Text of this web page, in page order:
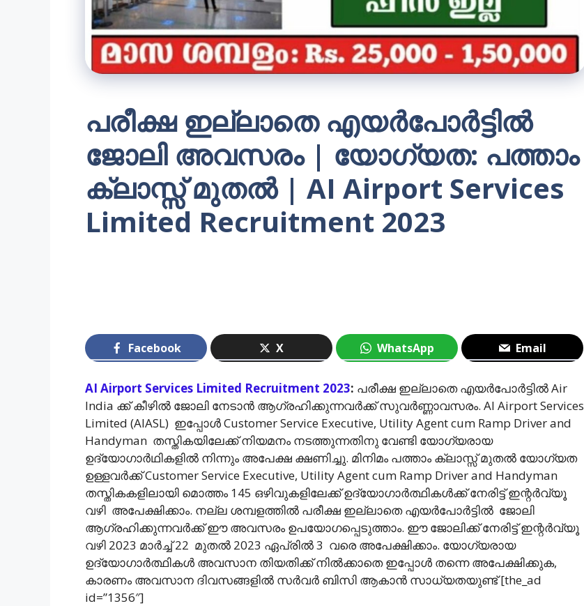
പരീക്ഷ ഇല്ലാതെ എയര്‍പോര്‍ട്ടില്‍
ജോലി അവസരം | യോഗ്യത: പത്താം
ക്ലാസ്സ്‌ മുതല്‍ | AI Airport Services
Limited Recruitment 2023
Facebook X WhatsApp Email
AI Airport Services Limited Recruitment 2023: പരീക്ഷ ഇല്ലാതെ എയര്‍പോര്‍ട്ടില്‍ Air
India ക്ക് കീഴില്‍ ജോലി നേടാന്‍ ആഗ്രഹിക്കുന്നവര്‍ക്ക് സുവര്‍ണ്ണാവസരം. AI Airport Services
Limited (AIASL) ഇപ്പോള്‍ Customer Service Executive, Utility Agent cum Ramp Driver and
Handyman തസ്തികയിലേക്ക് നിയമനം നടത്തുന്നതിനു വേണ്ടി യോഗ്യരായ
ഉദ്യോഗാര്‍ഥികളില്‍ നിന്നും അപേക്ഷ ക്ഷണിച്ചു. മിനിമം പത്താം ക്ലാസ്സ്‌ മുതല്‍ യോഗ്യത
ഉള്ളവര്‍ക്ക് Customer Service Executive, Utility Agent cum Ramp Driver and Handyman
തസ്തികകളിലായി മൊത്തം 145 ഒഴിവുകളിലേക്ക് ഉദ്യോഗാര്‍ത്ഥികള്‍ക്ക് നേരിട്ട് ഇന്റര്‍വ്യൂ
വഴി അപേക്ഷിക്കാം. നല്ല ശമ്പളത്തില്‍ പരീക്ഷ ഇല്ലാതെ എയര്‍പോര്‍ട്ടില്‍ ജോലി
ആഗ്രഹിക്കുന്നവര്‍ക്ക് ഈ അവസരം ഉപയോഗപ്പെടുത്താം. ഈ ജോലിക്ക് നേരിട്ട് ഇന്റര്‍വ്യൂ
വഴി 2023 മാര്‍ച്ച് 22 മുതല്‍ 2023 ഏപ്രില്‍ 3 വരെ അപേക്ഷിക്കാം. യോഗ്യരായ
ഉദ്യോഗാര്‍ത്ഥികള്‍ അവസാന തിയതിക്ക് നില്‍ക്കാതെ ഇപ്പോള്‍ തന്നെ അപേക്ഷിക്കുക,
കാരണം അവസാന ദിവസങ്ങളില്‍ സര്‍വര്‍ ബിസി ആകാന്‍ സാധ്യതയുണ്ട് [the_ad
id=”1356″]